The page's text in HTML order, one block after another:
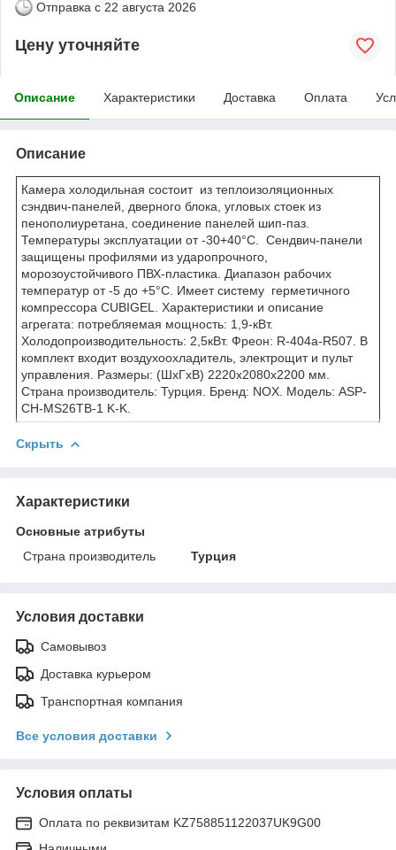
Отправка с 22 августа 2026
Цену уточняйте
Описание Характеристики Доставка Оплата
Описание
Камера холодильная cостоит из теплоизоляционных
сэндвич-панелей, дверного блока, угловых стоек из
пенополиуретана, соединение панелей шип-паз.
Температуры эксплуатации от -30+40°C. Cендвич-панели
защищены профилями из ударопрочного,
морозоустойчивого ПВХ-пластика. Диапазон рабочих
температур от -5 до +5°C. Имеет систему герметичного
компрессора CUBIGEL. Характеристики и описание
агрегата: потребляемая мощность: 1,9-кВт.
Холодопроизводительность: 2,5кВт. Фреон: R-404a-R507. В
комплект входит воздухоохладитель, электрощит и пульт
управления. Размеры: (ШхГхВ) 2220x2080x2200 мм.
Страна производитель: Турция. Бренд: NOX. Модель: ASP-
СH-MS26TB-1 K-K.
Скрыть
Характеристики
Основные атрибуты
Страна производитель
Турция
Условия доставки
Самовывоз
Доставка курьером
Транспортная компания
Все условия доставки
Условия оплаты
Оплата по реквизитам KZ758851122037UK9G00